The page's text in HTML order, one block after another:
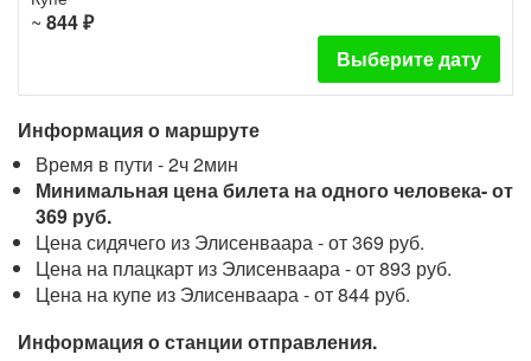
~ 844 ₽
Выберите дату
Информация о маршруте
Время в пути - 2ч 2мин
Минимальная цена билета на одного человека- от
369 руб.
Цена сидячего из Элисенваара - от 369 руб.
Цена на плацкарт из Элисенваара - от 893 руб.
Цена на купе из Элисенваара - от 844 руб.
Информация о станции отправления.